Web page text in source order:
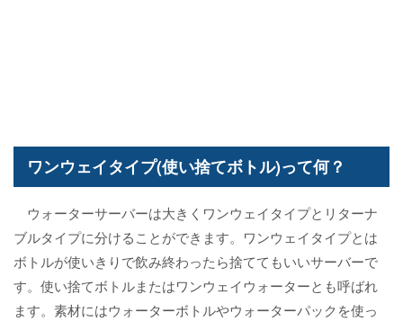
ワンウェイタイプ(使い捨てボトル)って何？
ウォーターサーバーは大きくワンウェイタイプとリターナ
ブルタイプに分けることができます。ワンウェイタイプとは
ボトルが使いきりで飲み終わったら捨ててもいいサーバーで
す。使い捨てボトルまたはワンウェイウォーターとも呼ばれ
ます。素材にはウォーターボトルやウォーターパックを使っ